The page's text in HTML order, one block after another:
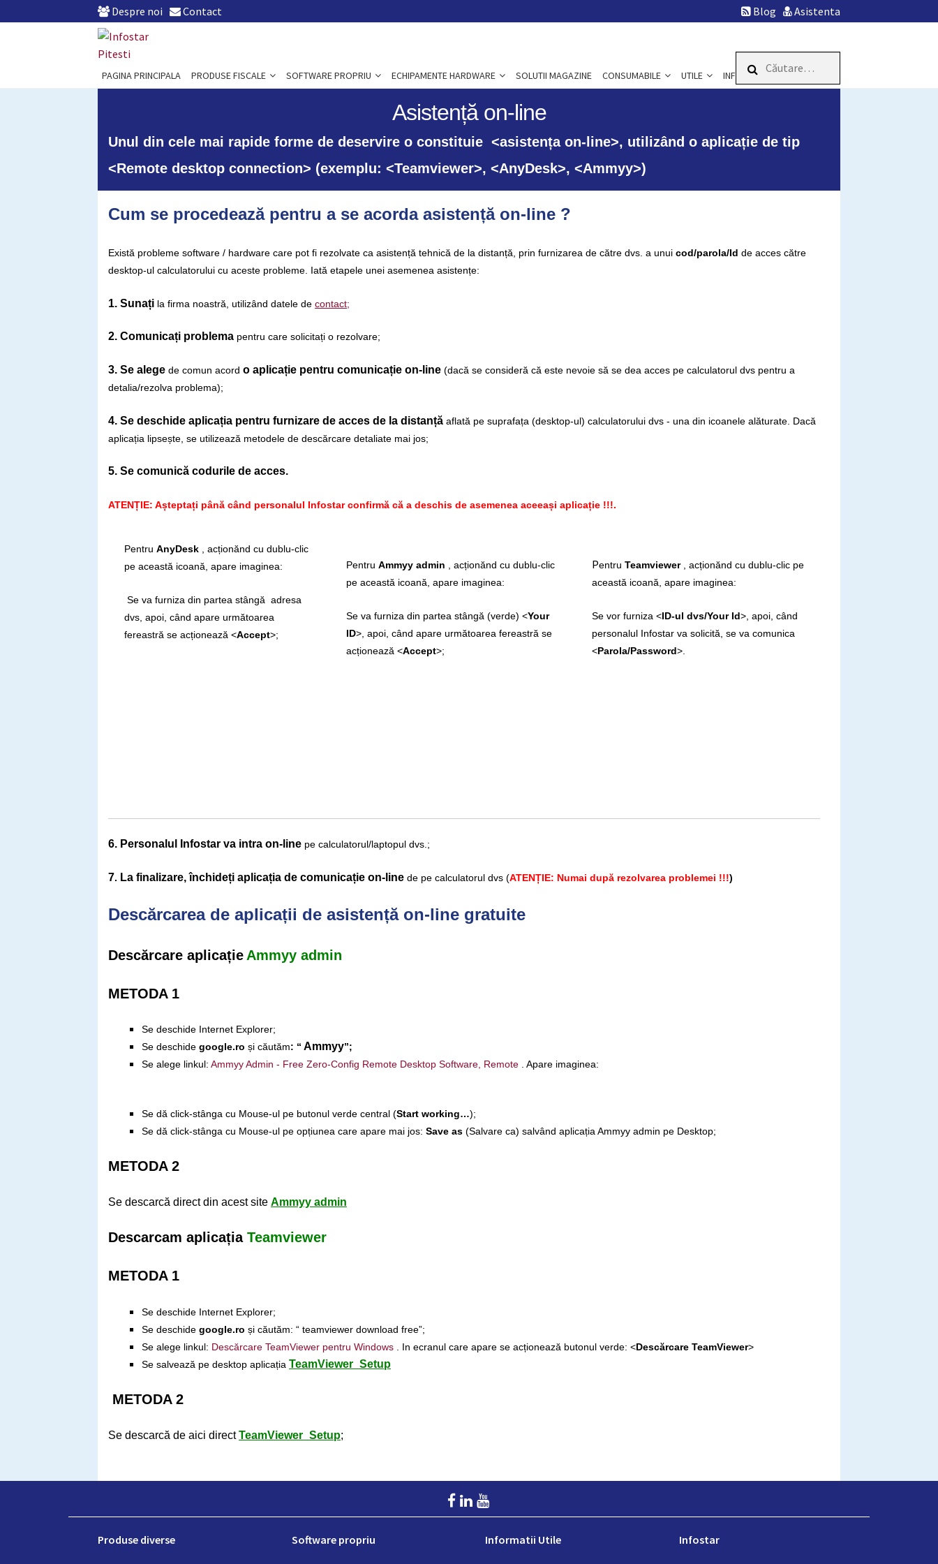
Despre noi Contact Blog Asistenta
Caută
după:
Sari
la
navigare
Sari
la
conținut
PAGINA PRINCIPALA PRODUSE FISCALE SOFTWARE PROPRIU ECHIPAMENTE HARDWARE SOLUTII MAGAZINE CONSUMABILE UTILE INFOSTAR
Asistențăon-line
Unul din cele mai rapide forme de deservire o constituie <asistența on-line>, utilizând o aplicație de tip
<Remote desktop connection> (exemplu: <Teamviewer>, <AnyDesk>, <Ammyy>)
Cum se procedează pentru a se acorda asistență on-line ?
Există probleme software / hardware care pot fi rezolvate ca asistență tehnică de la distanță, prin furnizarea de către dvs. a unuicod/parola/Id de acces către
desktop-ul calculatorului cu aceste probleme. Iată etapele unei asemenea asistențe:
1. Sunați la firma noastră, utilizând datele decontact;
2. Comunicați problema pentru care solicitați o rezolvare;
3. Se alege de comun acord oaplicație pentru comunicație on-line (dacă se consideră că este nevoie să se dea acces pe calculatorul dvs pentru a
detalia/rezolva problema);
4. Se deschide aplicația pentru furnizare de acces de la distanță aflată pe suprafața (desktop-ul) calculatorului dvs - una din icoanele alăturate. Dacă
aplicația lipsește, se utilizează metodele de descărcare detaliate mai jos;
5. Se comunică codurile de acces.
ATENȚIE: Așteptați până când personalul Infostar confirmă că a deschis de asemenea aceeași aplicație !!!.
Pentru AnyDesk, acționănd cu dublu-clic
pe această icoană, apare imaginea:
Se va furniza din partea stângă adresa
dvs, apoi, când apare următoarea
fereastră se acționează <Accept>;
Pentru Ammyy admin , acționănd cu dublu-clic
pe această icoană, apare imaginea:
Se va furniza din partea stângă (verde) <Your
ID>, apoi, când apare următoarea fereastră se
acționează <Accept>;
Pentru Teamviewer, acționănd cu dublu-clic pe
această icoană, apare imaginea:
Se vor furniza <ID-ul dvs/Your Id>, apoi, când
personalul Infostar va solicită, se va comunica
<Parola/Password>.
6. Personalul Infostar va intra on-line pe calculatorul/laptopul dvs.;
7. La finalizare, închideți aplicația de comunicație on-line de pe calculatorul dvs (ATENȚIE: Numai după rezolvarea problemei !!!)
Descărcarea de aplicații de asistență on-line gratuite
Descărcare aplicație Ammyy admin
METODA 1
Se deschide Internet Explorer;
Se deschidegoogle.ro și căutăm: “ Ammyy”;
Se alege linkul:Ammyy Admin - Free Zero-Config Remote Desktop Software, Remote . Apare imaginea:
Se dă click-stânga cu Mouse-ul pe butonul verde central (Start working…);
Se dă click-stânga cu Mouse-ul pe opțiunea care apare mai jos:Save as (Salvare ca) salvând aplicația Ammyy admin pe Desktop;
METODA 2
Se descarcă direct din acest siteAmmyy admin
Descarcam aplicațiaTeamviewer
METODA 1
Se deschide Internet Explorer;
Se deschidegoogle.ro și căutăm: “ teamviewer download free”;
Se alege linkul: Descărcare TeamViewer pentru Windows . In ecranul care apare se acționează butonul verde:<Descărcare TeamViewer>
Se salvează pe desktop aplicațiaTeamViewer_Setup
METODA 2
Se descarcă de aici directTeamViewer_Setup;
Produse diverse Software propriu Informatii Utile Infostar